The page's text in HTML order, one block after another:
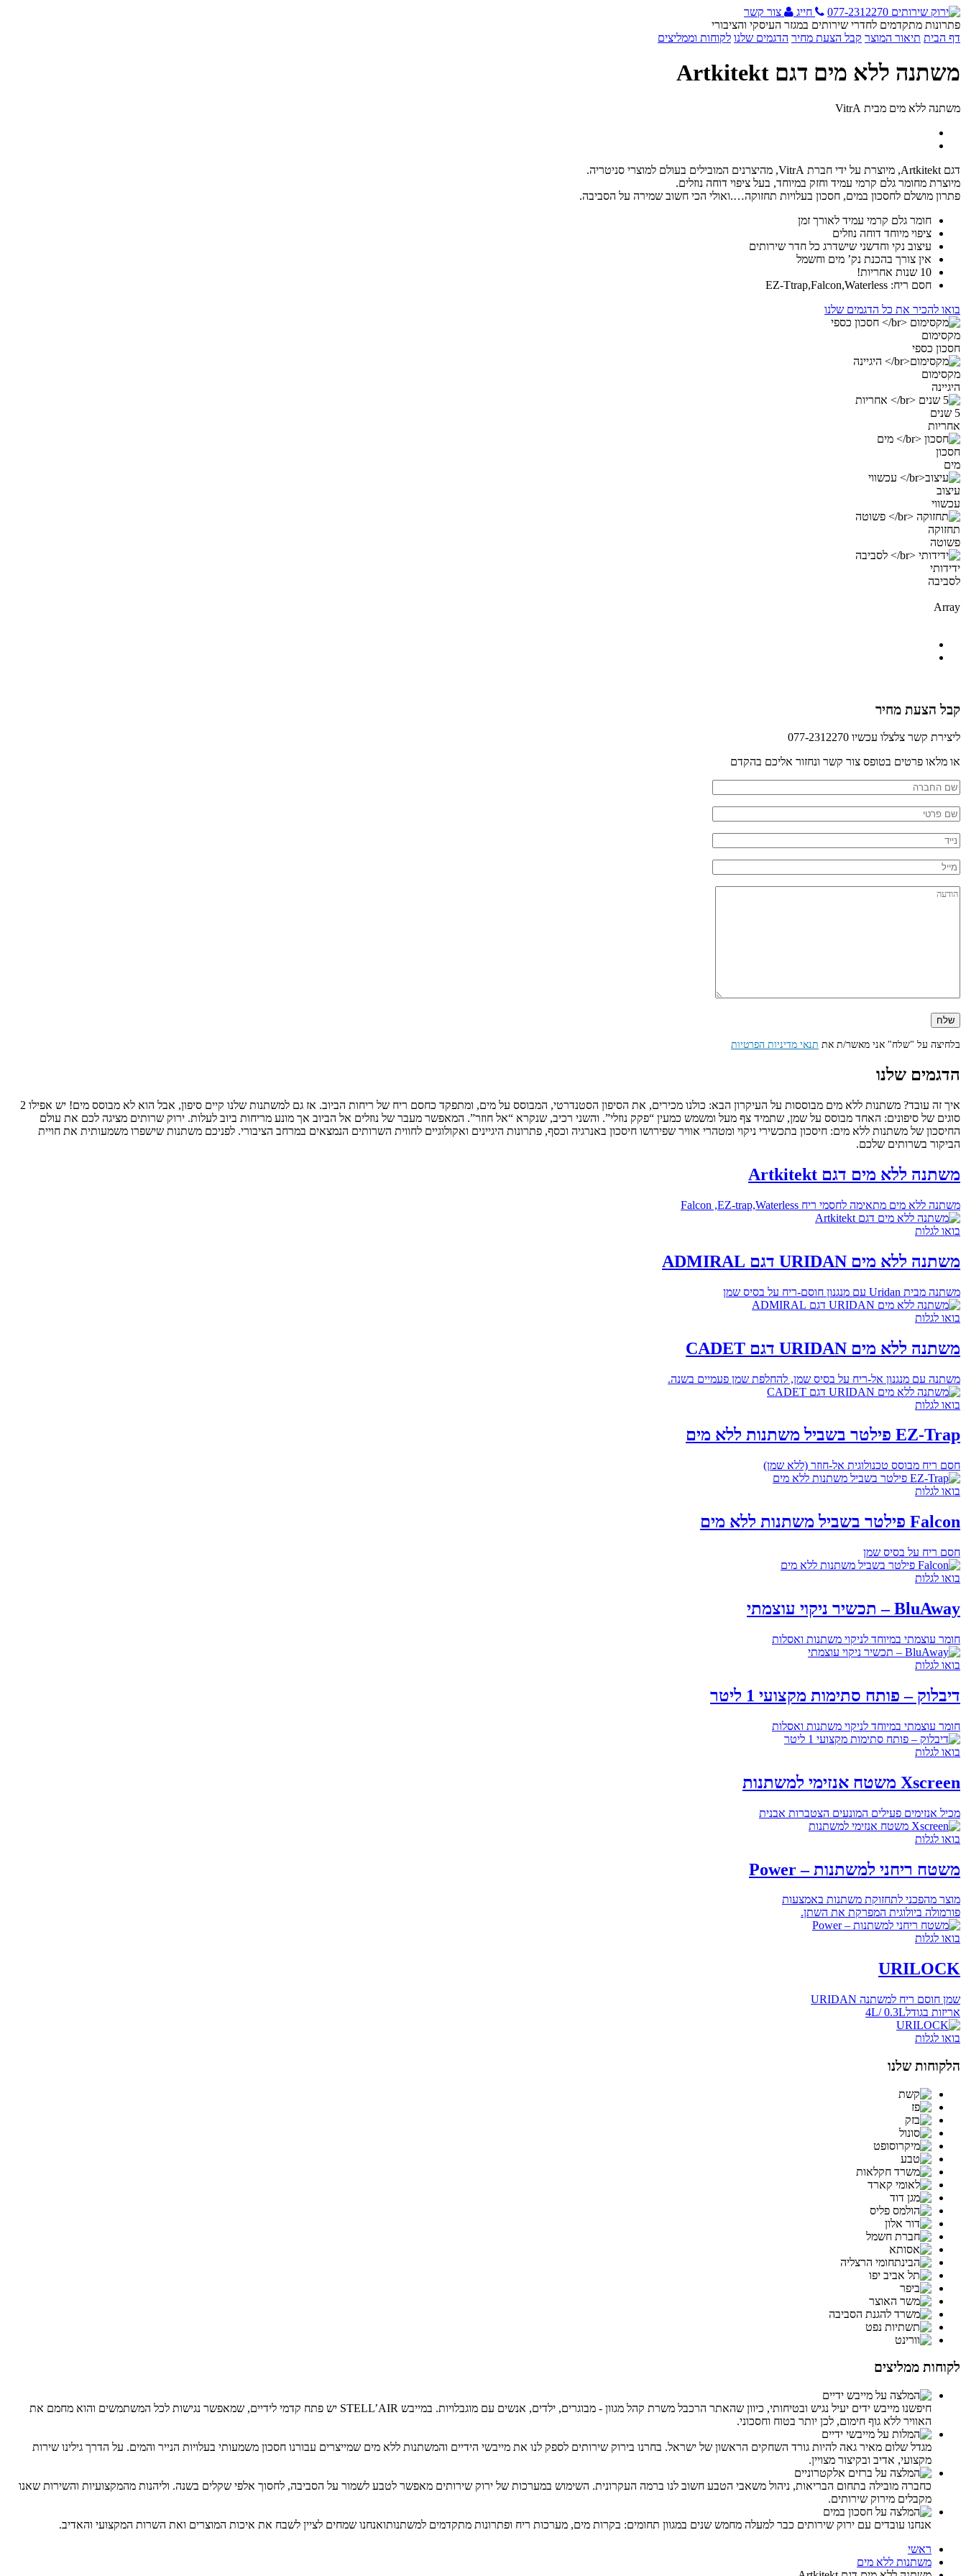
077-2312270 חייג
צור קשר
פתרונות מתקדמים לחדרי שירותים במגזר העיסקי והציבורי
דף הבית תיאור המוצר קבל הצעת מחיר הדגמים שלנו לקוחות וממליצים
משתנה ללא מים דגם Artkitekt
משתנה ללא מים מבית VitrA
דגם Artkitekt, מיוצרת על ידי חברת VitrA, מהיצרנים המובילים בעולם למוצרי סניטריה.
מיוצרת מחומר גלם קרמי עמיד וחזק במיוחד, בעל ציפוי דוחה נוזלים.
פתרון מושלם לחסכון במים, חסכון בעלויות תחזוקה….ואולי הכי חשוב שמירה על הסביבה.
חומר גלם קרמי עמיד לאורך זמן
ציפוי מיוחד דוחה נוזלים
עיצוב נקי וחדשני שישדרג כל חדר שירותים
אין צורך בהכנת נק’ מים וחשמל
10 שנות אחריות!
חסם ריח: EZ-Ttrap,Falcon,Waterless
בואו להכיר את כל הדגמים שלנו
מקסימום
חסכון כספי
מקסימום
היגיינה
5 שנים
אחריות
חסכון
מים
עיצוב
עכשווי
תחזוקה
פשוטה
ידידותי
לסביבה
Array
קבל הצעת מחיר
ליצירת קשר צלצלו עכשיו 077-2312270
או מלאו פרטים בטופס צור קשר ונחזור אליכם בהקדם
בלחיצה על "שלח" אני מאשר/ת את תנאי מדיניות הפרטיות
הדגמים שלנו
איך זה עובד? משתנות ללא מים מבוססות על העיקרון הבא: כולנו מכירים, את הסיפון הסטנדרטי, המבוסס על מים, ומתפקד כחסם ריח של ריחות הביוב. אז גם למשתנות שלנו קיים סיפון, אבל הוא לא מבוסס מים! יש אפילו 2
סוגים של סיפונים: האחד מבוסס על שמן, שתמיד צף מעל ומשמש כמעין “פקק נוזלי”. והשני רכיב, שנקרא “אל חוזר”. המאפשר מעבר של נוזלים אל הביוב אך מונע מריחות ביוב לעלות. ירוק שרותים מציגה לכם את עולם
החיסכון של משתנות ללא מים: חיסכון בתכשירי ניקוי ומטהרי אוויר שפירושו חיסכון באנרגיה וכסף, פתרונות היגיינים ואקולוגיים לחווית השרותים הנמצאים במרחב הציבורי. לפניכם משתנות שישפרו משמעותית את חויית
הביקור בשרותים שלכם.
משתנה ללא מים דגם Artkitekt
משתנה ללא מים מתאימה לחסמי ריח Falcon ,EZ-trap,Waterless
בואו לגלות
משתנה ללא מים URIDAN דגם ADMIRAL
משתנה מבית Uridan עם מנגנון חוסם-ריח על בסיס שמן
בואו לגלות
משתנה ללא מים URIDAN דגם CADET
משתנה עם מנגנון אל-ריח על בסיס שמן, להחלפת שמן פעמיים בשנה.
בואו לגלות
EZ-Trap פילטר בשביל משתנות ללא מים
חסם ריח מבוסס טכנולוגית אל-חוזר (ללא שמן)
בואו לגלות
Falcon פילטר בשביל משתנות ללא מים
חסם ריח על בסיס שמן
בואו לגלות
BluAway – תכשיר ניקוי עוצמתי
חומר עוצמתי במיוחד לניקוי משתנות ואסלות
בואו לגלות
דיבלוק – פותח סתימות מקצועי 1 ליטר
חומר עוצמתי במיוחד לניקוי משתנות ואסלות
בואו לגלות
Xscreen משטח אנזימי למשתנות
מכיל אנזימים פעילים המונעים הצטברות אבנית
בואו לגלות
משטח ריחני למשתנות – Power
מוצר מהפכני לתחזוקת משתנות באמצעות
פורמולה ביולוגית המפרקת את השתן.
בואו לגלות
URILOCK
שמן חוסם ריח למשתנה URIDAN
אריזות בגודל4L/ 0.3L
בואו לגלות
הלקוחות שלנו
לקוחות ממליצים
חיפשנו מייבש ידים יעיל נגיש ובטיחותי, כיוון שהאתר הרכבל משרת קהל מגוון - מבוגרים, ילדים, אנשים עם מוגבלויות. במייבש STELL’AIR יש פתח קדמי לידיים, שמאפשר נגישות לכל המשתמשים והוא מחמם את
האוויר ללא גוף חימום, לכן יותר בטוח וחסכוני.
מגדל שלום מאיר גאה להיות גורד השחקים הראשון של ישראל. בחרנו בירוק שירותים לספק לנו את מייבשי הידיים והמשתנות ללא מים שמייצרים עבורנו חסכון משמעותי בעלויות הנייר והמים. על הדרך גילינו שירות
מקצועי, אדיב ובקיצור מצויין.
כחברה מובילה בתחום הבריאות, ניהול משאבי הטבע חשוב לנו ברמה העקרונית. השימוש במערכות של ירוק שירותים מאפשר לטבע לשמור על הסביבה, לחסוך אלפי שקלים בשנה. וליהנות מהמקצועיות והשירות שאנו
מקבלים מירוק שירותים.
אנחנו עובדים עם ירוק שירותים כבר למעלה מחמש שנים במגוון תחומים: בקרות מים, מערכות ריח ופתרונות מתקדמים למשתנותואנחנו שמחים לציין לשבח את איכות המוצרים ואת השרות המקצועי והאדיב.
ראשי
משתנות ללא מים